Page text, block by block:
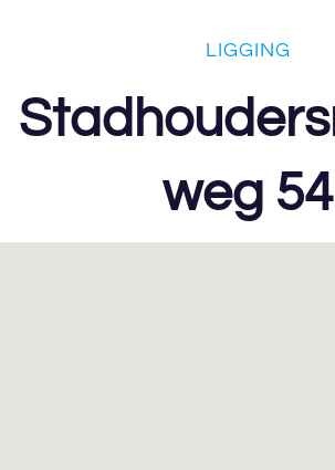
LIGGING
weg 54